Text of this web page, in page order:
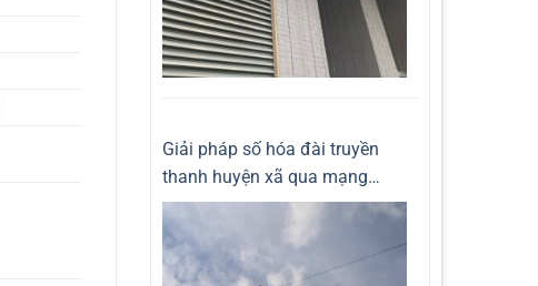
Giải pháp số hóa đài truyền
thanh huyện xã qua mạng
internet 3G 4G